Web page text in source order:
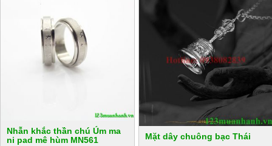
Nhẫn khắc thần chú Úm ma
ni pad mê hùm MN561
Mặt dây chuông bạc Thái